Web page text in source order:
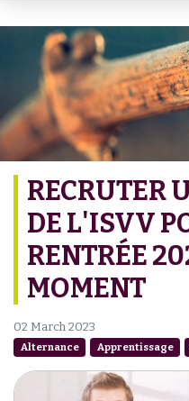
RECRUTER
DE L'ISVV
RENTRÉE
MOMENT
02 March 2023
Alternance Apprentissage